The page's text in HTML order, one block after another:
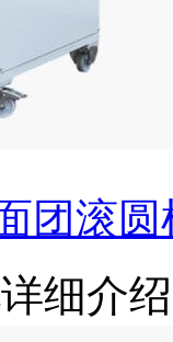
团滚圆
细介绍